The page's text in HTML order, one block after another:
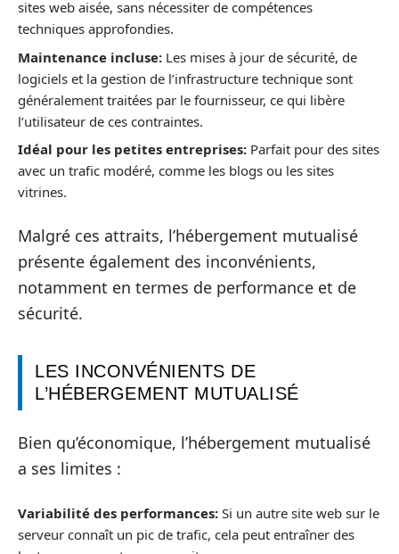
sites web aisée, sans nécessiter de compétences
techniques approfondies.
Maintenance incluse: Les mises à jour de sécurité, de
logiciels et la gestion de l’infrastructure technique sont
généralement traitées par le fournisseur, ce qui libère
l’utilisateur de ces contraintes.
Idéal pour les petites entreprises: Parfait pour des sites
avec un trafic modéré, comme les blogs ou les sites
vitrines.
Malgré ces attraits, l’hébergement mutualisé
présente également des inconvénients,
notamment en termes de performance et de
sécurité.
LES INCONVÉNIENTS DE
L’HÉBERGEMENT MUTUALISÉ
Bien qu’économique, l’hébergement mutualisé
a ses limites :
Variabilité des performances: Si un autre site web sur le
serveur connaît un pic de trafic, cela peut entraîner des